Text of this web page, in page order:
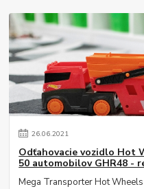
26.06.2021
Odťahovacie vozidlo Hot
50 automobilov GHR48 -
Mega Transporter Hot